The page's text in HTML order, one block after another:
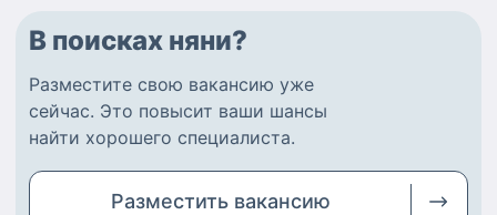
В поисках няни?
Разместите свою вакансию уже
сейчас. Это повысит ваши шансы
найти хорошего специалиста.
Разместить вакансию